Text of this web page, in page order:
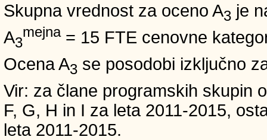
Skupna vrednost za oceno A3 je
A3
mejna= 15 FTE cenovne
Ocena A3 se posodobi izključno
Vir: za člane programskih skupin
F, G, H in I za leta 2011-2015,
leta 2011-2015.